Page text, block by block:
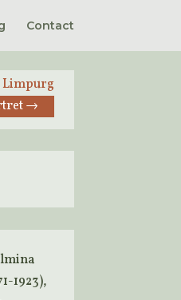
Contact
Limpurg
→
1923),